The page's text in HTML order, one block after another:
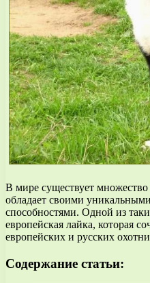
В мире существует
обладает своими
способностями. Одной из
европейская лайка, которая
европейских и русских
Содержание статьи: